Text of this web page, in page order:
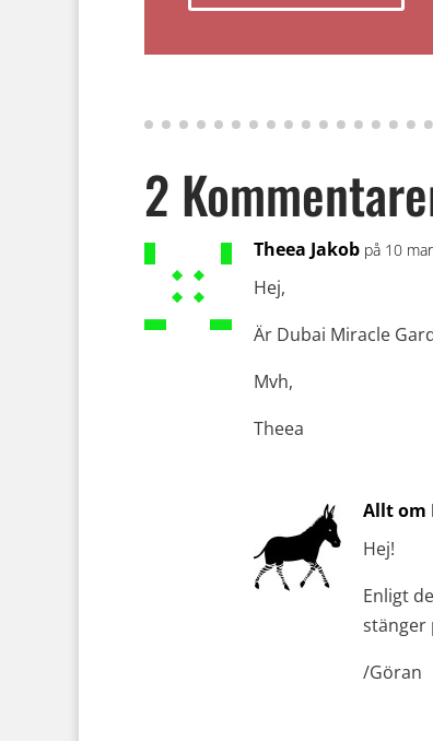
2
Theea Jakob på 10
Hej,
Är Dubai Miracle
Mvh,
Theea
Allt om
Hej!
Enligt
stänger
/Göran